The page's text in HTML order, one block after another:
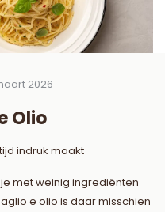
2026
Olio
indruk maakt
met weinig ingrediënten
e olio is daar misschien